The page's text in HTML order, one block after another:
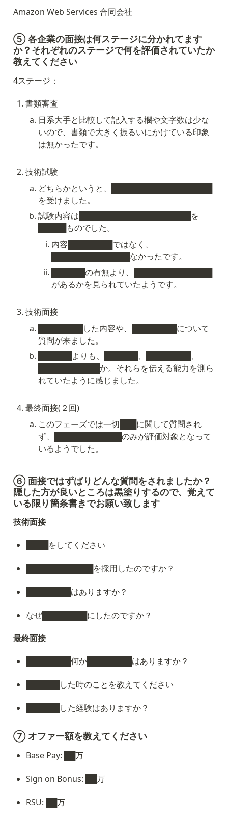
Amazon Web Services 合同会社
⑤ 各企業の面接は何ステージに分かれてます
か？それぞれのステージで何を評価されていたか
教えてください
4ステージ：
書類審査
日系大手と比較して記入する欄や文字数は少な
いので、書類で大きく振るいにかけている印象
は無かったです。
技術試験
どちらかというと、██████████████████
を受けました。
試験内容は████████████████████を
█████ものでした。
内容████████ではなく、
██████████████なかったです。
██████の有無より、██████████████
があるかを見られていたようです。
技術面接
████████した内容や、████████について
質問が来ました。
██████よりも、██████、████████、
███████████か。それらを伝える能力を測ら
れていたように感じました。
最終面接(２回)
このフェーズでは一切███に関して質問され
ず、████████████のみが評価対象となって
いるようでした。
⑥ 面接ではずばりどんな質問をされましたか？
隠した方が良いところは黒塗りするので、覚えて
いる限り箇条書きでお願い致します
技術面接
████をしてください
████████████を採用したのですか？
████████はありますか？
なぜ████████にしたのですか？
最終面接
████████何か████████はありますか？
██████した時のことを教えてください
██████した経験はありますか？
⑦ オファー額を教えてください
Base Pay: ██万
Sign on Bonus: ██万
RSU: ██万